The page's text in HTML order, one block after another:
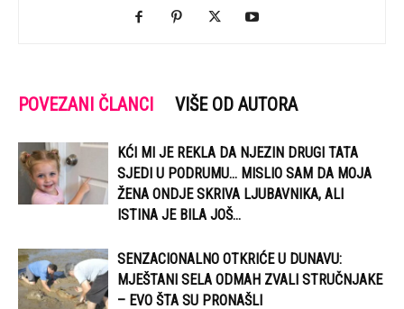
POVEZANI ČLANCI VIŠE OD AUTORA
KĆI MI JE REKLA DA NJEZIN DRUGI TATA
SJEDI U PODRUMU… MISLIO SAM DA MOJA
ŽENA ONDJE SKRIVA LJUBAVNIKA, ALI
ISTINA JE BILA JOŠ...
SENZACIONALNO OTKRIĆE U DUNAVU:
MJEŠTANI SELA ODMAH ZVALI STRUČNJAKE
– EVO ŠTA SU PRONAŠLI